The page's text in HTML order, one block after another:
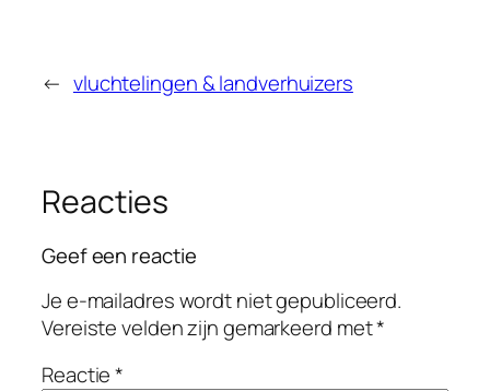
← vluchtelingen & landverhuizers
Reacties
Geef een reactie
Je e-mailadres wordt niet gepubliceerd.
Vereiste velden zijn gemarkeerd met*
Reactie*